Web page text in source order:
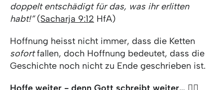
doppelt entschädigt für das, was ihr erlitten
habt!”(Sacharja 9:12 HfA)
Hoffnung heisst nicht immer, dass die Ketten
sofortfallen, doch Hoffnung bedeutet, dass die
Geschichte noch nicht zu Ende geschrieben ist.